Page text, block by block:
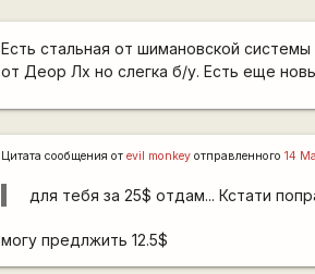
Есть стальная от шимановской
от Деор Лх но слегка б/у. Есть еще
Цитата сообщения отevil monkey отправленного14
для тебя за 25$ отдам... Кстати
могу предлжить 12.5$